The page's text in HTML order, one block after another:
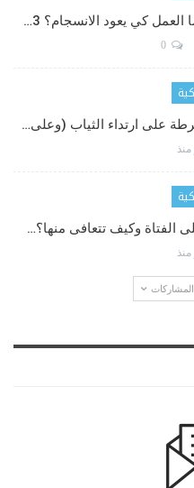
كي يعود الانسجام؟ 3…
0
على ارتداء الثياب (وعلى…
الفتاة وكيف تتعافى منها؟…